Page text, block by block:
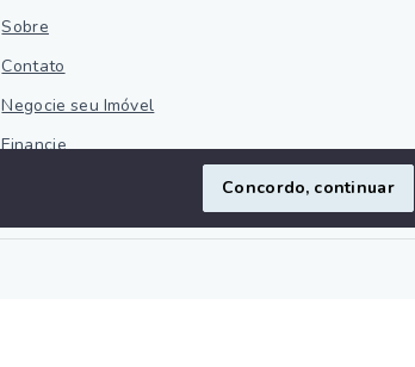
Sobre
Contato
Negocie seu Imóvel
Financie
Concordo, continuar